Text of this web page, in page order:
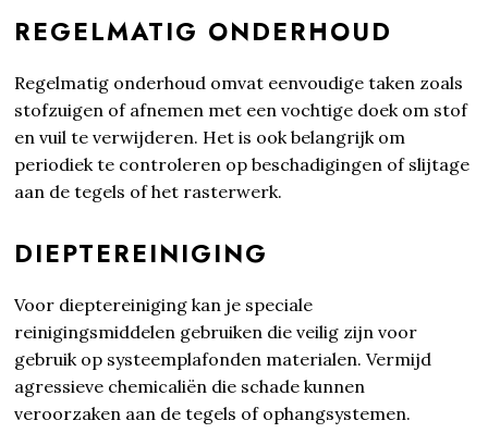
REGELMATIG ONDERHOUD
Regelmatig onderhoud omvat eenvoudige taken zoals
stofzuigen of afnemen met een vochtige doek om stof
en vuil te verwijderen. Het is ook belangrijk om
periodiek te controleren op beschadigingen of slijtage
aan de tegels of het rasterwerk.
DIEPTEREINIGING
Voor dieptereiniging kan je speciale
reinigingsmiddelen gebruiken die veilig zijn voor
gebruik op systeemplafonden materialen. Vermijd
agressieve chemicaliën die schade kunnen
veroorzaken aan de tegels of ophangsystemen.